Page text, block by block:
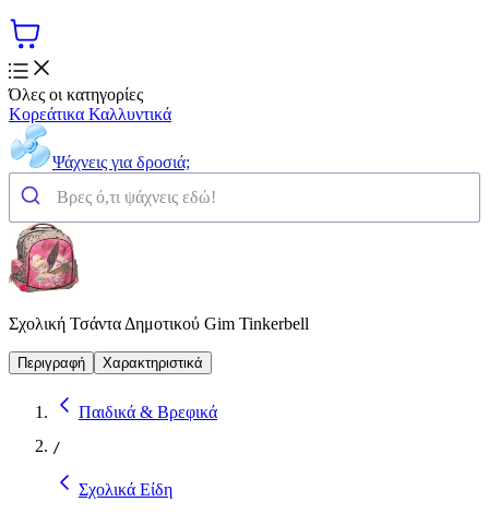
Όλες οι κατηγορίες
Κορεάτικα Καλλυντικά
Ψάχνεις για δροσιά;
Σχολική Τσάντα Δημοτικού Gim Tinkerbell
Περιγραφή Χαρακτηριστικά
Παιδικά & Βρεφικά
/
Σχολικά Είδη